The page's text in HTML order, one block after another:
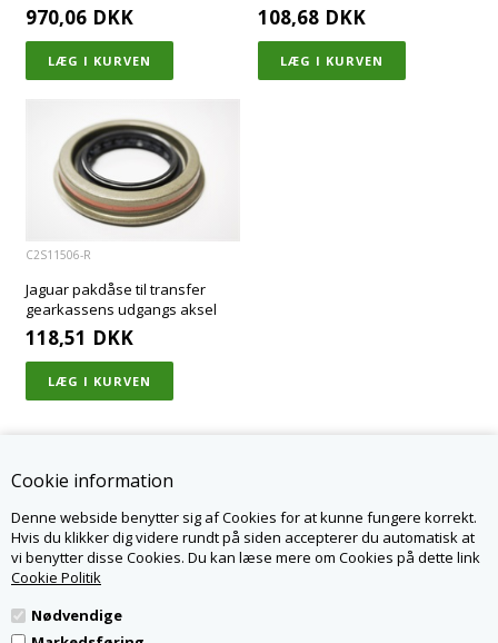
Cookie information
Denne webside benytter sig af Cookies for at kunne fungere korrekt.
Hvis du klikker dig videre rundt på siden accepterer du automatisk at
vi benytter disse Cookies. Du kan læse mere om Cookies på dette link
Cookie Politik
Nødvendige
970,06 DKK 108,68 DKK
C2S11506-R
Jaguar pakdåse til transfer
gearkassens udgangs aksel
118,51 DKK
KONTAKT OS
JAGPARTS.DK - LR PARTS DENMARK APS
NØRSKOVVEJ 1A
8660 SKANDERBORG
INFO@JAGPARTS.DK
TLF.
82307007